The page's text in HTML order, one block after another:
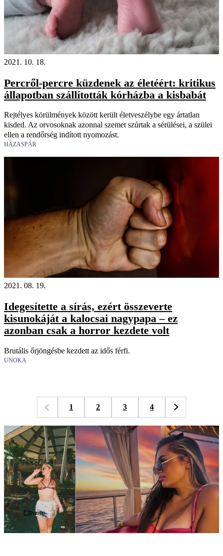
2021. 10. 18.
Percről-percre küzdenek az életéért: kritikus
állapotban szállították kórházba a kisbabát
Rejtélyes körülmények között került életveszélybe egy ártatlan
kisded. Az orvosoknak azonnal szemet szúrtak a sérülései, a szülei
ellen a rendőrség indított nyomozást.
HÁZASPÁR
2021. 08. 19.
Idegesítette a sírás, ezért összeverte
kisunokáját a kalocsai nagypapa – ez
azonban csak a horror kezdete volt
Brutális őrjöngésbe kezdett az idős férfi.
UNOKA
1 2 3 4
Videó